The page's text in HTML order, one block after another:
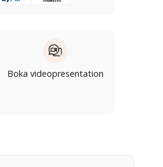
Boka videopresentation